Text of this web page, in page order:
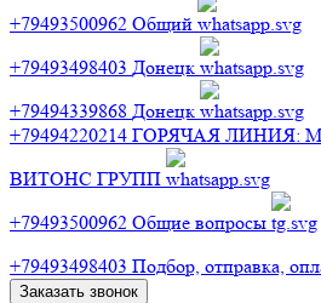
+79493500962 Общий
+79493498403 Донецк
+79494339868 Донецк
+79494220214 ГОРЯЧАЯ ЛИНИЯ:
ВИТОНС ГРУПП
+79493500962 Общие вопросы
+79493498403 Подбор, отправка,
Заказать звонок